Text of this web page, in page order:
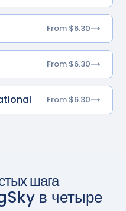
From $6.30
From $6.30
From $6.30
шага
в четыре